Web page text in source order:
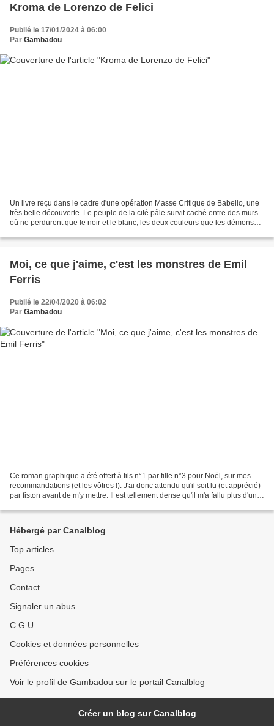
Kroma de Lorenzo de Felici
Publié le 17/01/2024 à 06:00
Par Gambadou
Un livre reçu dans le cadre d'une opération Masse Critique de Babelio, une
très belle découverte. Le peuple de la cité pâle survit caché entre des murs
où ne perdurent que le noir et le blanc, les deux couleurs que les démons
Moi, ce que j'aime, c'est les monstres de Emil
Ferris
Publié le 22/04/2020 à 06:02
Par Gambadou
Ce roman graphique a été offert à fils n°1 par fille n°3 pour Noël, sur mes
recommandations (et les vôtres !). J'ai donc attendu qu'il soit lu (et apprécié)
par fiston avant de m'y mettre. Il est tellement dense qu'il m'a fallu plus d'un
Hébergé par Canalblog
Top articles
Pages
Contact
Signaler un abus
C.G.U.
Cookies et données personnelles
Préférences cookies
Voir le profil de Gambadou sur le portail Canalblog
Créer un blog sur Canalblog